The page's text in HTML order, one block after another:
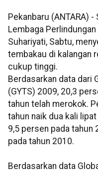
Pekanbaru (ANTARA)
Lembaga
Suhariyati, Sabtu,
tembakau di kalangan
cukup tinggi.
Berdasarkan data dari
(GYTS) 2009, 20,3
tahun telah merokok.
tahun naik dua kali
9,5 persen pada tahun
pada tahun 2010.
Berdasarkan data